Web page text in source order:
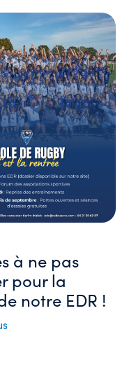
à ne pas
pour la
notre EDR !